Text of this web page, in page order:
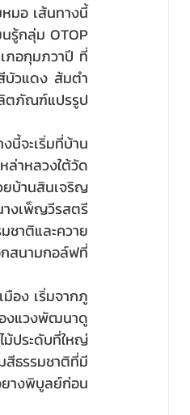
มอ เส้นทางนี้
รู้กลุ่ม OTOP
ภอกุมภวาปี ที่
บัวแดง ส้มตำ
ตภัณฑ์แปรรูป
นี้จะเริ่มที่บ้าน
ล่าหลวงใต้วัด
ยบ้านสินเจริญ
างเพ็ญวีรสตรี
าติและควาย
สนามกอล์ฟที่
อง เริ่มจากภู
งแวงพัฒนาดู
ม้ประดับที่ใหญ่
สีธรรมชาติที่มี
างพิบูลย์ก่อน